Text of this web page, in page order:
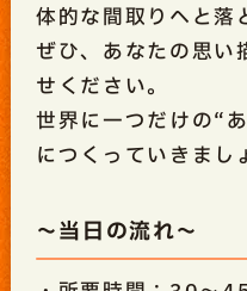
体的な間取りへと落
ぜひ、あなたの思い
せください。
世界に一つだけの“
につくっていきまし
～当日の流れ～